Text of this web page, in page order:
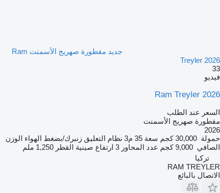
جديد مقطورة صهريج الأسمنت Ram
Treyler 2026
33
فيديو
Ram Treyler 2026
السعر عند الطلب
مقطورة صهريج الأسمنت
2026
حمولة 30,000 كجم سعة 35 م3 نظام التعليق زنبرك/بضغط الهواء الوزن
الصافي 9,000 كجم عدد المحاور 3 ارتفاع صينية القطر 1,250 ملم
تركيا
RAM TREYLER
الاتصال بالبائع